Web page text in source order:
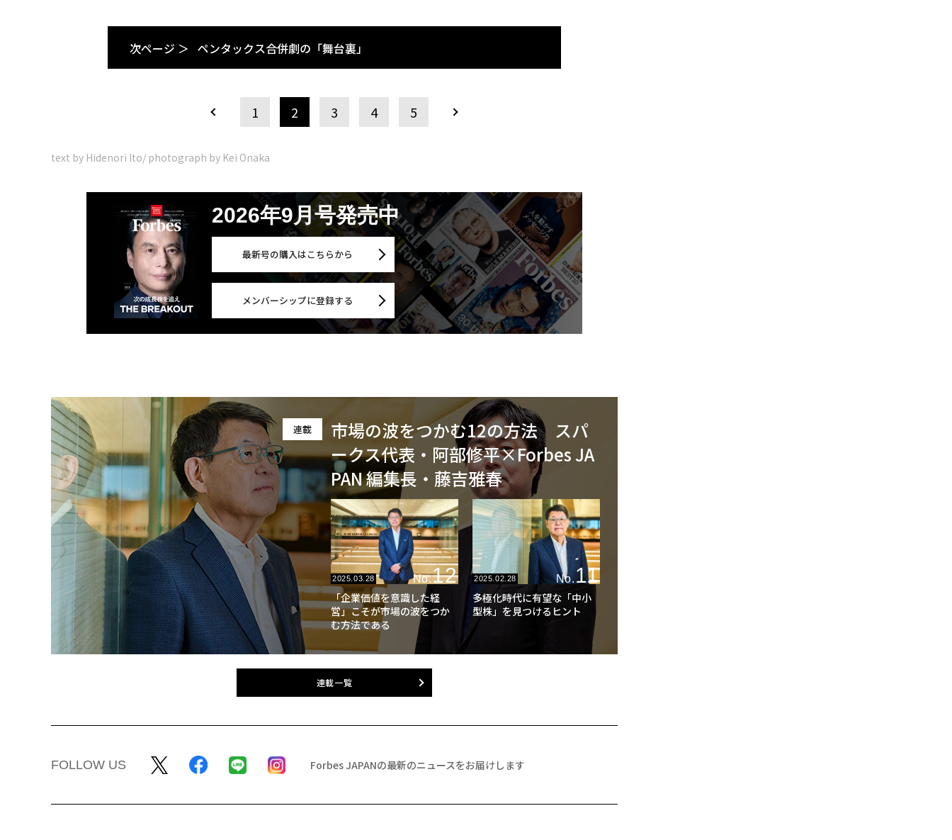
次ページ ＞ ペンタックス合併劇の「舞台裏」
1 2 3 4 5
text by Hidenori Ito/ photograph by Kei Onaka
2026年9月号発売中
最新号の購入はこちらから
メンバーシップに登録する
連載
市場の波をつかむ12の方法 スパ
ークス代表・阿部修平×Forbes JA
PAN 編集長・藤吉雅春
2025.03.28 No.12
「企業価値を意識した経
営」こそが市場の波をつか
む方法である
2025.02.28 No.11
多極化時代に有望な「中小
型株」を見つけるヒント
連載一覧
FOLLOW US Forbes JAPANの最新のニュースをお届けします